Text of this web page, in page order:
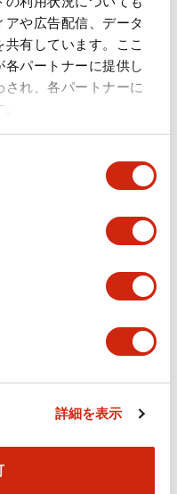
や広告配信、データ
有しています。ここ
パートナーに提供し
れ、各パートナーに
詳細を表示
すべて展開
書